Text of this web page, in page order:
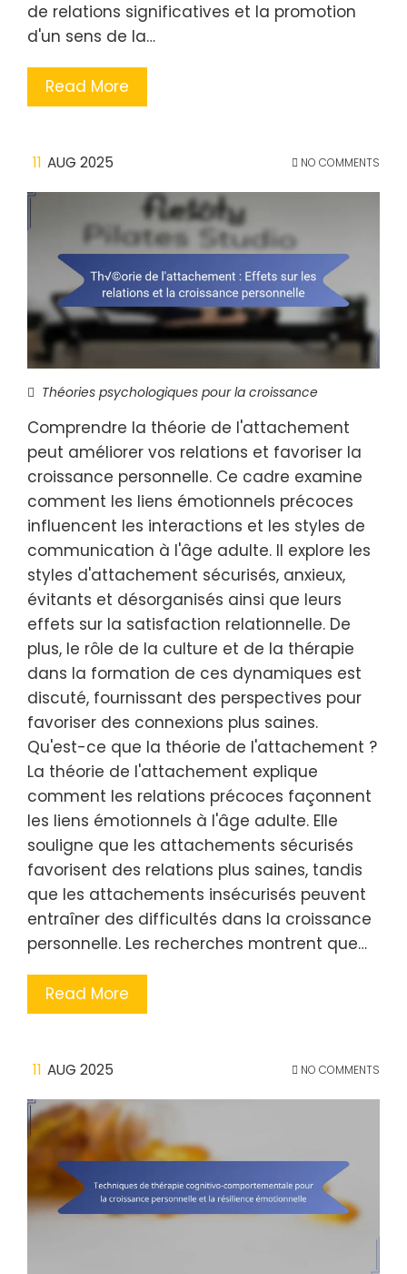
de relations significatives et la promotion
d'un sens de la…
Read More
11 AUG 2025 NO COMMENTS
Théories psychologiques pour la croissance
Comprendre la théorie de l'attachement
peut améliorer vos relations et favoriser la
croissance personnelle. Ce cadre examine
comment les liens émotionnels précoces
influencent les interactions et les styles de
communication à l'âge adulte. Il explore les
styles d'attachement sécurisés, anxieux,
évitants et désorganisés ainsi que leurs
effets sur la satisfaction relationnelle. De
plus, le rôle de la culture et de la thérapie
dans la formation de ces dynamiques est
discuté, fournissant des perspectives pour
favoriser des connexions plus saines.
Qu'est-ce que la théorie de l'attachement ?
La théorie de l'attachement explique
comment les relations précoces façonnent
les liens émotionnels à l'âge adulte. Elle
souligne que les attachements sécurisés
favorisent des relations plus saines, tandis
que les attachements insécurisés peuvent
entraîner des difficultés dans la croissance
personnelle. Les recherches montrent que…
Read More
11 AUG 2025 NO COMMENTS